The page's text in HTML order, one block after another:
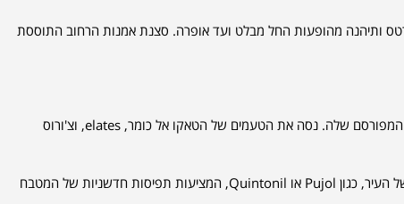
ותיהנה מהופעות החל מבלט ועד אופרה. סצנת אמנות הרחוב התוססת
התענגו על הטעמים של מקסיקו סיטי על ידי התמכרות לאוכל הרחוב המפורסם שלה. נסה את הטעמים של הטאקו אל כומר, elates, וצ'ורוס
לחוויית אוכל יוקרתית יותר, בקרו באחת מהמסעדות המפורסמות של העיר, כגון Pujol או Quintonil, המציעות תפיסות חדשניות של המטבח